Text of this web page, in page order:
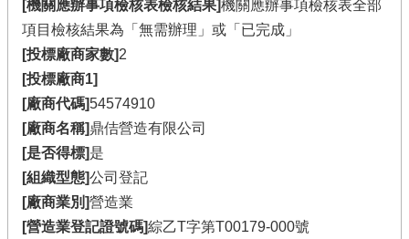
[機關應辦事項檢核表檢核結果]機關應辦事項檢核表全部
項目檢核結果為「無需辦理」或「已完成」
[投標廠商家數]2
[投標廠商1]
[廠商代碼]54574910
[廠商名稱]鼎佶營造有限公司
[是否得標]是
[組織型態]公司登記
[廠商業別]營造業
[營造業登記證號碼]綜乙T字第T00179-000號